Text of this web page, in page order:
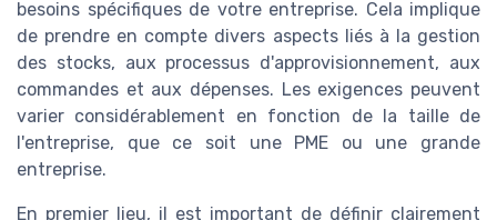
besoins spécifiques de votre entreprise. Cela implique
de prendre en compte divers aspects liés à la gestion
des stocks, aux processus d'approvisionnement, aux
commandes et aux dépenses. Les exigences peuvent
varier considérablement en fonction de la taille de
l'entreprise, que ce soit une PME ou une grande
entreprise.
En premier lieu, il est important de définir clairement